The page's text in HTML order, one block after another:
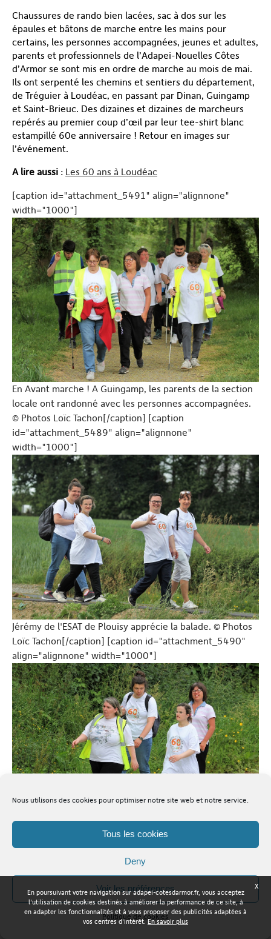
Nous utilisons des cookies pour optimiser notre site web et notre service.
Tous les cookies
Deny
Voir les préférences
Politique de cookies
Chaussures de rando bien lacées, sac à dos sur les
épaules et bâtons de marche entre les mains pour
certains, les personnes accompagnées, jeunes et adultes,
parents et professionnels de l’Adapei-Nouelles Côtes
d’Armor se sont mis en ordre de marche au mois de mai.
Ils ont serpenté les chemins et sentiers du département,
de Tréguier à Loudéac, en passant par Dinan, Guingamp
et Saint-Brieuc. Des dizaines et dizaines de marcheurs
repérés au premier coup d’œil par leur tee-shirt blanc
estampillé 60e anniversaire ! Retour en images sur
l’événement.
A lire aussi : Les 60 ans à Loudéac
[caption id="attachment_5491" align="alignnone"
width="1000"]
En Avant marche ! A Guingamp, les parents de la section
locale ont randonné avec les personnes accompagnées.
© Photos Loïc Tachon[/caption] [caption
id="attachment_5489" align="alignnone"
width="1000"]
Jérémy de l'ESAT de Plouisy apprécie la balade. © Photos
Loïc Tachon[/caption] [caption id="attachment_5490"
align="alignnone" width="1000"]
Dans les chemins de Plouisy, Laëtitia marche d'un bon pas
entraînant dans son sillage ses collègues de l'ESAT.
[/caption] [caption id="attachment_5488"
align="alignnone" width="1000"]
X
En poursuivant votre navigation sur adapei-cotesdarmor.fr, vous acceptez
l'utilisation de cookies destinés à améliorer la performance de ce site, à
en adapter les fonctionnalités et à vous proposer des publicités adaptées à
vos centres d'intérêt.En savoir plus